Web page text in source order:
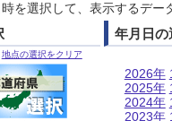
を選択して、表示するデー
地点の選択をクリア
年月日の
2026年
2025年
2024年
2023年